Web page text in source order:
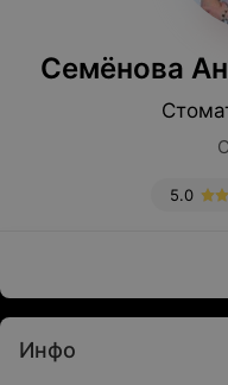
Семёнова
5.0
Инфо